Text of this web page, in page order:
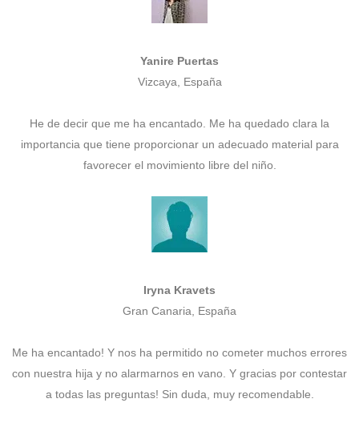
Yanire Puertas
Vizcaya, España
He de decir que me ha encantado. Me ha quedado clara la
importancia que tiene proporcionar un adecuado material para
favorecer el movimiento libre del niño.
Iryna Kravets
Gran Canaria, España
Me ha encantado! Y nos ha permitido no cometer muchos errores
con nuestra hija y no alarmarnos en vano. Y gracias por contestar
a todas las preguntas! Sin duda, muy recomendable.